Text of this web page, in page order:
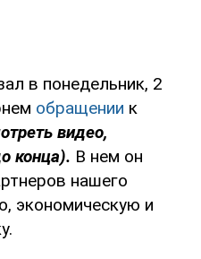
в понедельник, 2
обращении к
видео,
конца). В нем он
нашего
экономическую и